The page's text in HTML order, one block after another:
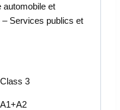
automobile et
Services publics et
3